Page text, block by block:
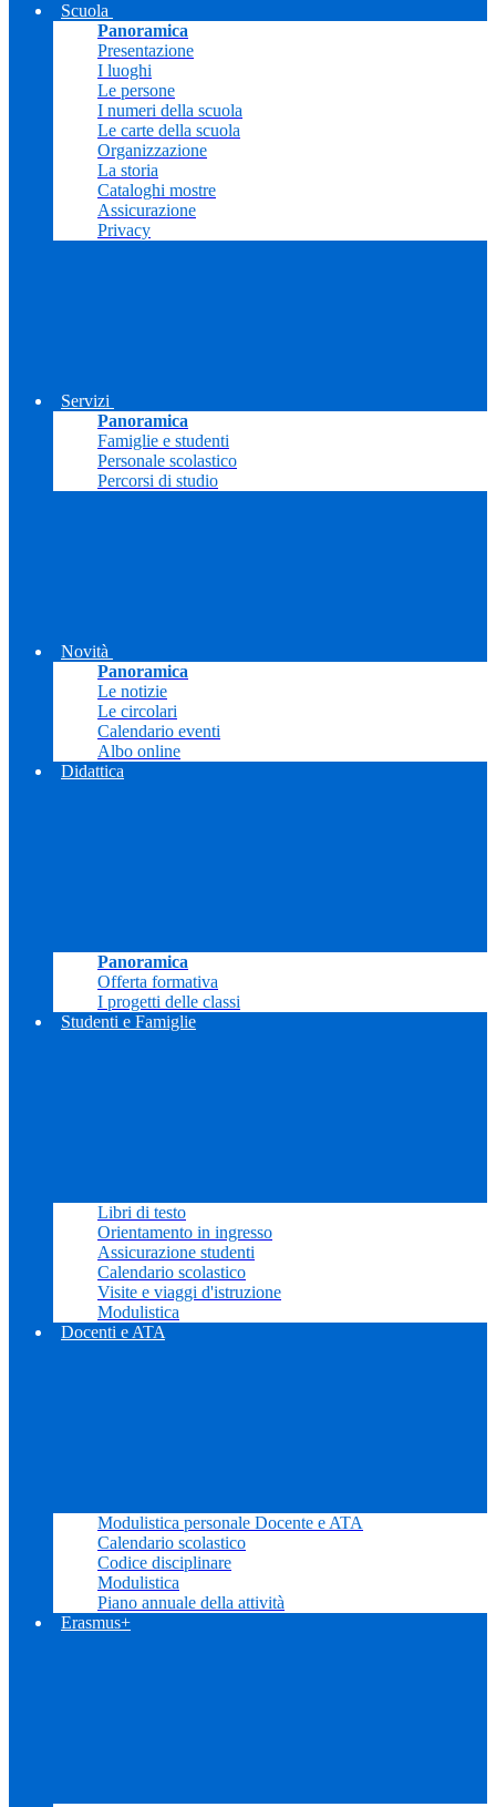
Scuola
Panoramica
Presentazione
I luoghi
Le persone
I numeri della scuola
Le carte della scuola
Organizzazione
La storia
Cataloghi mostre
Assicurazione
Privacy
Servizi
Panoramica
Famiglie e studenti
Personale scolastico
Percorsi di studio
Novità
Panoramica
Le notizie
Le circolari
Calendario eventi
Albo online
Didattica
Panoramica
Offerta formativa
I progetti delle classi
Studenti e Famiglie
Libri di testo
Orientamento in ingresso
Assicurazione studenti
Calendario scolastico
Visite e viaggi d'istruzione
Modulistica
Docenti e ATA
Modulistica personale Docente e ATA
Calendario scolastico
Codice disciplinare
Modulistica
Piano annuale della attività
Erasmus+